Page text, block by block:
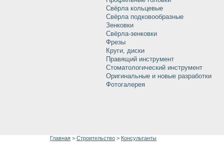
Свёрла кольцевые
Свёрла подковообразные
Зенковки
Свёрла-зенковки
Фрезы
Круги, диски
Правящий инструмент
Стоматологический инструмент
Оригинальные и новые разработки
Фотогалерея
Главная > Строительство > Консультанты